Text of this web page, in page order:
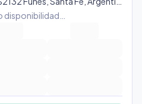
disponibilidad…